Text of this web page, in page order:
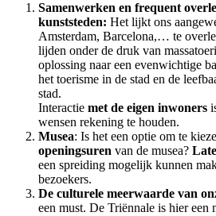
Samenwerken en frequent
kunststeden: Het lijkt ons
Amsterdam, Barcelona,… te
lijden onder de druk van
oplossing naar een evenwichtige
het toerisme in de stad en de
stad.
Interactie met de eigen inwoners
wensen rekening te houden.
Musea: Is het een optie om te
openingsuren van de musea?
een spreiding mogelijk kunnen
bezoekers.
De culturele meerwaarde van
een must. De Triënnale is hier een